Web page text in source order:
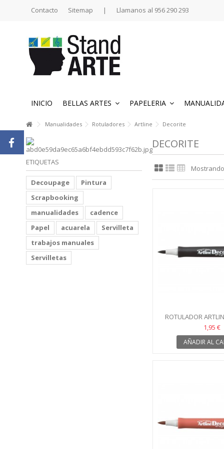
Contacto Sitemap | Llamanos al 956 290 293
INICIO BELLAS ARTES PAPELERIA
Manualidades Rotuladores Artline Decorite
DECORITE
ROTULADOR
NEGRO
1,95 €
AÑADIR AL
ETIQUETAS
Decoupage
Pintura
Scrapbooking
manualidades
cadence
Papel
acuarela
Servilleta
trabajos manuales
Servilletas